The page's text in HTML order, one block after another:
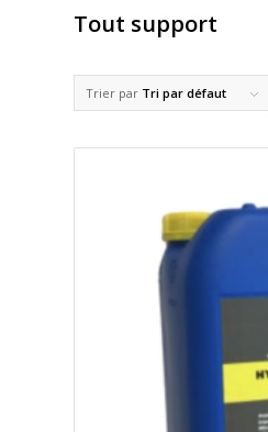
Tout support
Trier par Tri par défaut